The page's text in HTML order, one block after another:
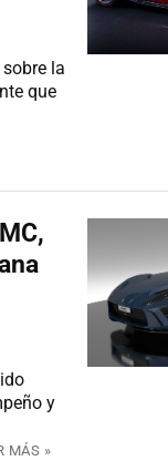
la
que
y
MÁS »